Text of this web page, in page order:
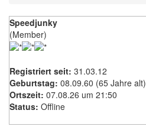
Speedjunky
(Member)
Registriert seit: 31.03.12
Geburtstag: 08.09.60 (65 Jahre alt)
Ortszeit: 07.08.26 um 21:50
Status: Offline